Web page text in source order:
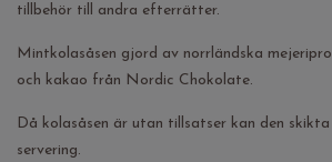
tillbehör till andra efterrätter.
Mintkolasåsen gjord av norrländska
och kakao från Nordic Chokolate.
Då kolasåsen är utan tillsatser kan den skikta
servering.